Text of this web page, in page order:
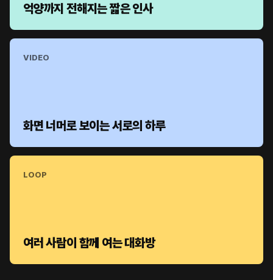
억양까지 전해지는 짧은 인사
VIDEO
화면 너머로 보이는 서로의 하루
LOOP
여러 사람이 함께 여는 대화방